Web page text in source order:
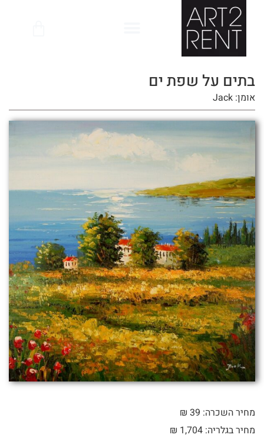
בתים על שפת ים
אומן: Jack
מחיר השכרה: 39 ₪
מחיר בגלריה: 1,704 ₪